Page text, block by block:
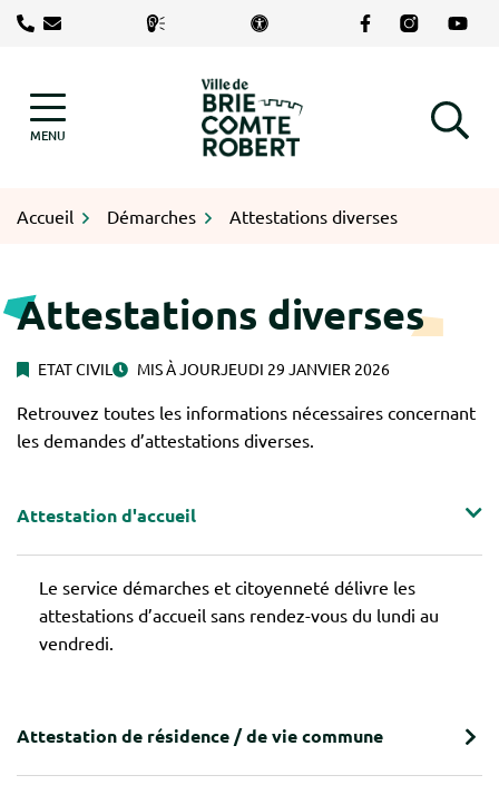
Aller
Lien vers le
Lien vers le
Lien
MENU Logo Brie-Comte-Robert
RECHERCHE
Accueil Démarches Attestations diverses
Attestations diverses
ETAT CIVIL MIS À JOURJEUDI 29 JANVIER 2026
Retrouvez toutes les informations nécessaires concernant
les demandes d’attestations diverses.
Attestation d'accueil
Le service démarches et citoyenneté délivre les
attestations d’accueil sans rendez-vous du lundi au
vendredi.
Attestation de résidence / de vie commune